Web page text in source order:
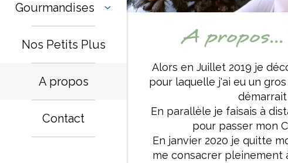
Gourmandises
Nos Petits Plus
A propos
Contact
A
Alors en Juillet 2019 je
pour laquelle j'ai eu un
En parallèle je faisais à
pour passer mon
En janvier 2020 je quitte
me consacrer pleinement